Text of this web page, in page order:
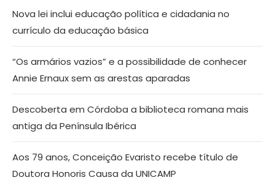
Nova lei inclui educação política e cidadania no
currículo da educação básica
“Os armários vazios” e a possibilidade de conhecer
Annie Ernaux sem as arestas aparadas
Descoberta em Córdoba a biblioteca romana mais
antiga da Península Ibérica
Aos 79 anos, Conceição Evaristo recebe título de
Doutora Honoris Causa da UNICAMP